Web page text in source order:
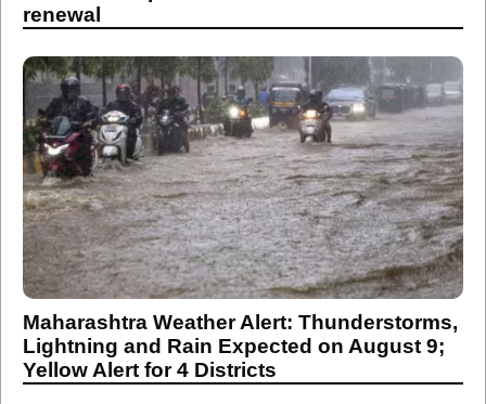
renewal
Maharashtra Weather Alert: Thunderstorms,
Lightning and Rain Expected on August 9;
Yellow Alert for 4 Districts